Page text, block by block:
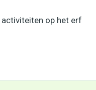
activiteiten op het erf